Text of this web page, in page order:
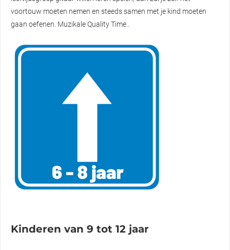
voortouw moeten nemen en steeds samen met je kind moeten
gaan oefenen. Muzikale Quality Time..
Kinderen van 9 tot 12 jaar